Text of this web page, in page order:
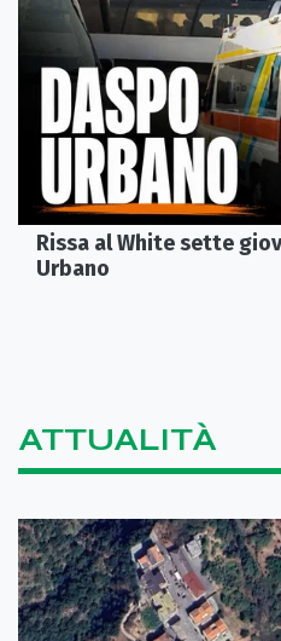
Rissa al White sette
Urbano
ATTUALITÀ